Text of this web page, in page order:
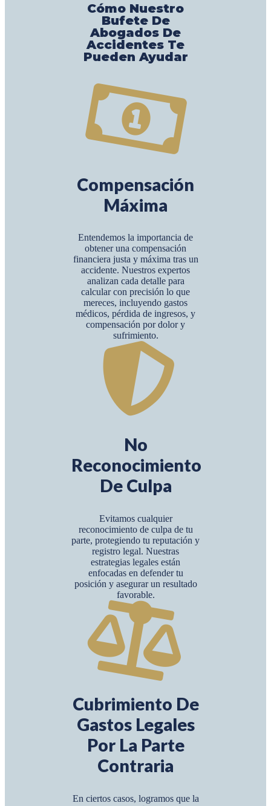
Cómo Nuestro
Bufete De
Abogados De
Accidentes Te
Pueden Ayudar
Compensación
Máxima
Entendemos la importancia de
obtener una compensación
financiera justa y máxima tras un
accidente. Nuestros expertos
analizan cada detalle para
calcular con precisión lo que
mereces, incluyendo gastos
médicos, pérdida de ingresos, y
compensación por dolor y
sufrimiento.
No
Reconocimiento
De Culpa
Evitamos cualquier
reconocimiento de culpa de tu
parte, protegiendo tu reputación y
registro legal. Nuestras
estrategias legales están
enfocadas en defender tu
posición y asegurar un resultado
favorable.
Cubrimiento De
Gastos Legales
Por La Parte
Contraria
En ciertos casos, logramos que la